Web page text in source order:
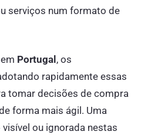
serviços num formato de
Portugal , os
rapidamente essas
tomar decisões de compra
forma mais ágil. Uma
ou ignorada nestas